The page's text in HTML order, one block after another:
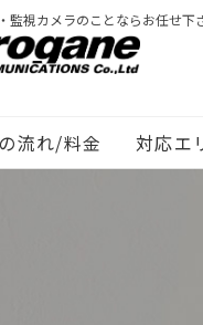
監視カメラのことならお任せ下
流れ/料金 対応エ